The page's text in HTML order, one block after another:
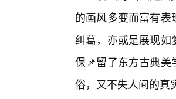
的画风多变而富有
纠葛，亦或是展现如
保📌留了东方古典美
俗，又不失人间的真